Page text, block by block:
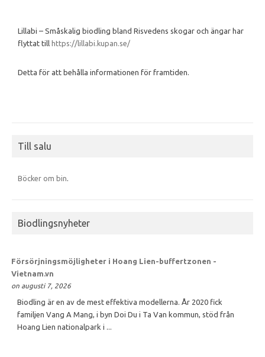
Lillabi – Småskalig biodling bland Risvedens skogar och ängar har
flyttat till https://lillabi.kupan.se/
Detta för att behålla informationen för framtiden.
Till salu
Böcker om bin.
Biodlingsnyheter
Försörjningsmöjligheter i Hoang Lien-buffertzonen -
Vietnam.vn
on augusti 7, 2026
Biodling är en av de mest effektiva modellerna. År 2020 fick
familjen Vang A Mang, i byn Doi Du i Ta Van kommun, stöd från
Hoang Lien nationalpark i ...